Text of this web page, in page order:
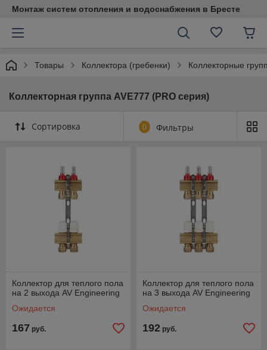
Монтаж систем отопления и водоснабжения в Бресте
Товары Коллектора (гребенки) Коллекторные
Коллекторная группа AVE777 (PRO серия)
Сортировка 0 Фильтры
Коллектор для теплого пола
на 2 выхода AV Engineering
Ожидается
167 руб.
Коллектор для теплого пола
на 3 выхода AV Engineering
Ожидается
192 руб.